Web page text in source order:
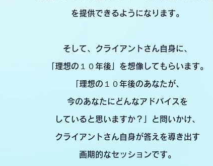
を提供できるようになります。
そして、クライアントさん自身に、
「理想の１０年後」を想像してもらいます。
「理想の１０年後のあなたが、
今のあなたにどんなアドバイスを
していると思いますか？」と問いかけ、
クライアントさん自身が答えを導き出す
画期的なセッションです。